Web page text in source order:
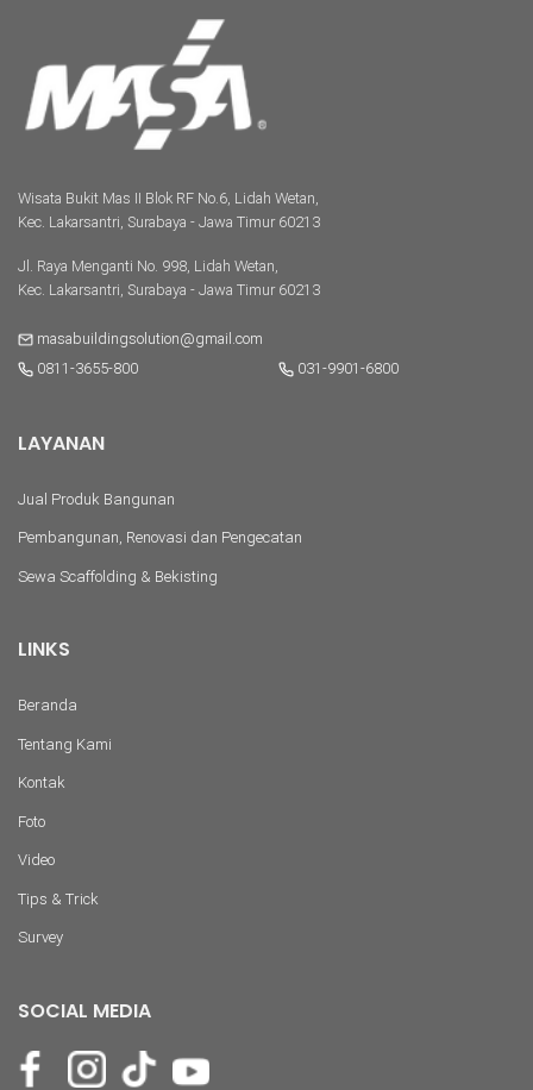
Wisata Bukit Mas II Blok RF No.6, Lidah Wetan,
Kec. Lakarsantri, Surabaya - Jawa Timur 60213
Jl. Raya Menganti No. 998, Lidah Wetan,
Kec. Lakarsantri, Surabaya - Jawa Timur 60213
masabuildingsolution@gmail.com
0811-3655-800
031-9901-6800
LAYANAN
Jual Produk Bangunan
Pembangunan, Renovasi dan Pengecatan
Sewa Scaffolding & Bekisting
LINKS
Beranda
Tentang Kami
Kontak
Foto
Video
Tips & Trick
Survey
SOCIAL MEDIA